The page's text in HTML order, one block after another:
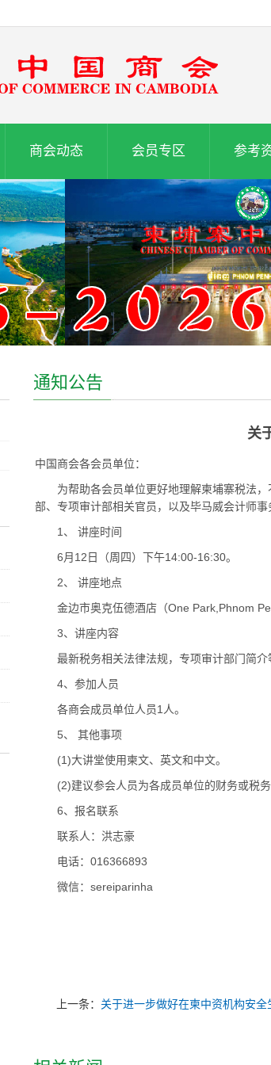
商会动态 会员专区 参考
通知公告
关
中国商会各会员单位：
为帮助各会员单位更好地理解柬埔寨税法
部、专项审计部相关官员，以及毕马威会计师
1、 讲座时间
6月12日（周四）下午14:00-16:30。
2、 讲座地点
金边市奥克伍德酒店（One Park,Phnom
3、讲座内容
最新税务相关法律法规，专项审计部门简介
4、参加人员
各商会成员单位人员1人。
5、 其他事项
(1)大讲堂使用柬文、英文和中文。
(2)建议参会人员为各成员单位的财务或税
6、报名联系
联系人：洪志豪
电话：016366893
微信：sereiparinha
上一条： 关于进一步做好在柬中资机构安全